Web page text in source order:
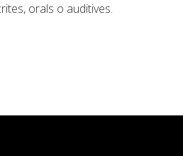
orals o auditives.